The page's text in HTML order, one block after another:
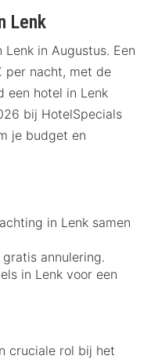
Lenk
in Augustus. Een
per nacht, met de
een hotel in Lenk
bij HotelSpecials
je budget en
in Lenk samen
annulering.
in Lenk voor een
cruciale rol bij het